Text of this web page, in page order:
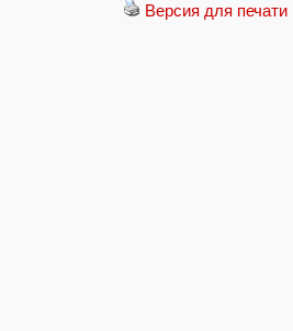
Версия для печати